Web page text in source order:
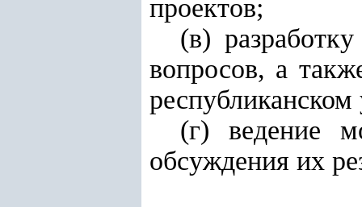
проектов;
(в)
вопросов, а
(г) ведение
обсуждения их